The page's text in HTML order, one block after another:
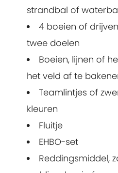
strandbal of
4 boeien of
twee doelen
Boeien, lijnen of
het veld af te
Teamlintjes of
kleuren
Fluitje
EHBO-set
Reddingsmiddel,